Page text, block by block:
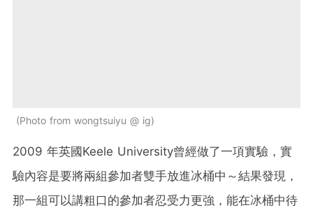
Photo from wongtsuiyu @ ig
2009 年英國Keele University曾經做了一項實驗，實
驗內容是要將兩組參加者雙手放進冰桶中～結果發現，
那一組可以講粗口的參加者忍受力更強，能在冰桶中待